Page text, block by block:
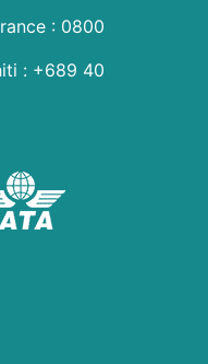
: 0800
: +689 40